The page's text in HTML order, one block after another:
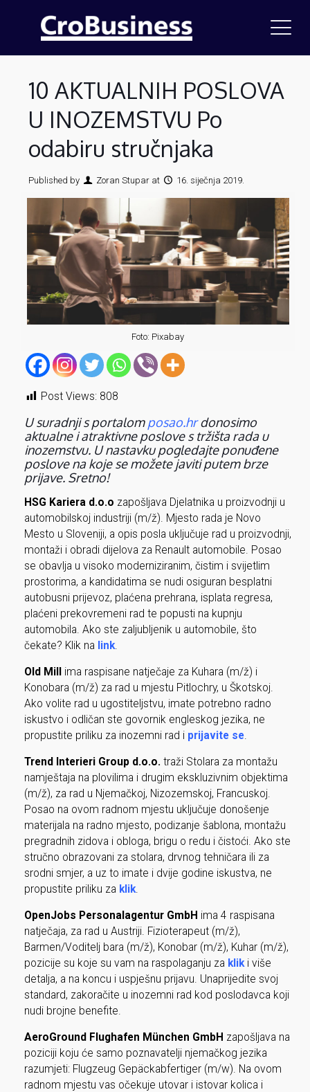
10 AKTUALNIH POSLOVA
U INOZEMSTVU Po
odabiru stručnjaka
Published by Zoran Stupar at 16. siječnja 2019.
Foto: Pixabay
Post Views: 808
U suradnji s portalomposao.hrdonosimo
aktualne i atraktivne poslove s tržišta rada u
inozemstvu. U nastavku pogledajte ponuđene
poslove na koje se možete javiti putem brze
prijave. Sretno!
HSG Kariera d.o.o zapošljava Djelatnika u proizvodnji u
automobilskoj industriji (m/ž). Mjesto rada je Novo
Mesto u Sloveniji, a opis posla uključuje rad u proizvodnji,
montaži i obradi dijelova za Renault automobile. Posao
se obavlja u visoko moderniziranim, čistim i svijetlim
prostorima, a kandidatima se nudi osiguran besplatni
autobusni prijevoz, plaćena prehrana, isplata regresa,
plaćeni prekovremeni rad te popusti na kupnju
automobila. Ako ste zaljubljenik u automobile, što
čekate? Klik na link.
Old Mill
ima raspisane natječaje za Kuhara (m/ž) i
Konobara (m/ž) za rad u mjestu Pitlochry, u Škotskoj.
Ako volite rad u ugostiteljstvu, imate potrebno radno
iskustvo i odličan ste govornik engleskog jezika, ne
propustite priliku za inozemni rad i prijavite se.
Trend Interieri Group d.o.o. traži Stolara za montažu
namještaja na plovilima i drugim ekskluzivnim objektima
(m/ž), za rad u Njemačkoj, Nizozemskoj, Francuskoj.
Posao na ovom radnom mjestu uključuje donošenje
materijala na radno mjesto, podizanje šablona, montažu
pregradnih zidova i obloga, brigu o redu i čistoći. Ako ste
stručno obrazovani za stolara, drvnog tehničara ili za
srodni smjer, a uz to imate i dvije godine iskustva, ne
propustite priliku za klik.
OpenJobs Personalagentur GmbH ima 4 raspisana
natječaja, za rad u Austriji. Fizioterapeut (m/ž),
Barmen/Voditelj bara (m/ž), Konobar (m/ž), Kuhar (m/ž),
pozicije su koje su vam na raspolaganju za klik i više
detalja, a na koncu i uspješnu prijavu. Unaprijedite svoj
standard, zakoračite u inozemni rad kod poslodavca koji
nudi brojne benefite.
AeroGround Flughafen München GmbH zapošljava na
poziciji koju će samo poznavatelji njemačkog jezika
razumjeti: Flugzeug Gepäckabfertiger (m/w). Na ovom
radnom mjestu vas očekuje utovar i istovar kolica i